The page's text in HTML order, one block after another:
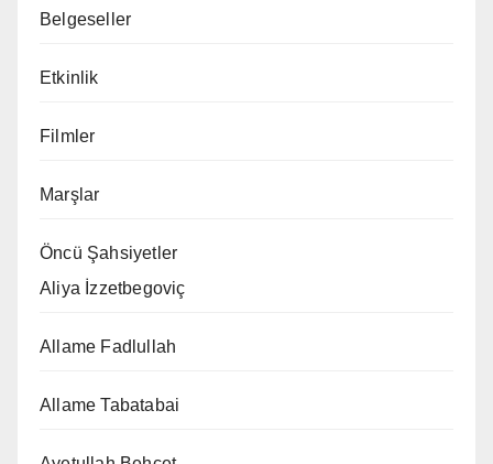
Belgeseller
Etkinlik
Filmler
Marşlar
Öncü Şahsiyetler
Aliya İzzetbegoviç
Allame Fadlullah
Allame Tabatabai